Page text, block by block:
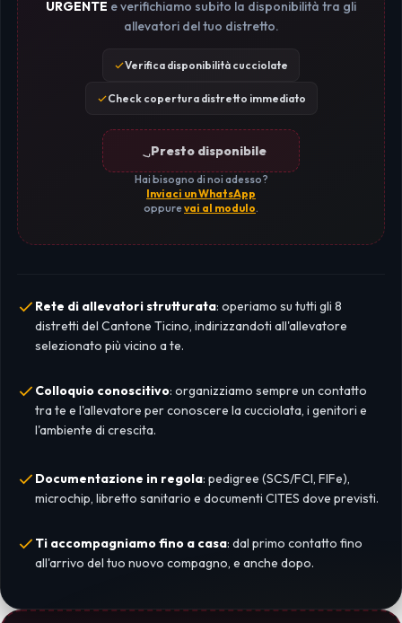
URGENTE e verifichiamo subito la disponibilità tra gli
allevatori del tuo distretto.
Verifica disponibilità cucciolate
Check copertura distretto immediato
Presto disponibile
Hai bisogno di noi adesso?
Inviaci un WhatsApp
oppurevai al modulo.
Rete di allevatori strutturata: operiamo su tutti gli 8
distretti del Cantone Ticino, indirizzandoti all'allevatore
selezionato più vicino a te.
Colloquio conoscitivo: organizziamo sempre un contatto
tra te e l'allevatore per conoscere la cucciolata, i genitori e
l'ambiente di crescita.
Documentazione in regola: pedigree (SCS/FCI, FIFe),
microchip, libretto sanitario e documenti CITES dove previsti.
Ti accompagniamo fino a casa: dal primo contatto fino
all'arrivo del tuo nuovo compagno, e anche dopo.